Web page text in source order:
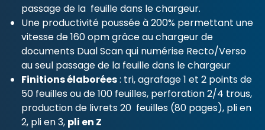
passage de la feuille dans le chargeur.
Une productivité poussée à 200% permettant une
vitesse de 160 opm grâce au chargeur de
documents Dual Scan qui numérise Recto/Verso
au seul passage de la feuille dans le chargeur
Finitions élaborées: tri, agrafage 1 et 2 points de
50 feuilles ou de 100 feuilles, perforation 2/4 trous,
production de livrets 20 feuilles (80 pages), pli en
2, pli en 3, pli en Z